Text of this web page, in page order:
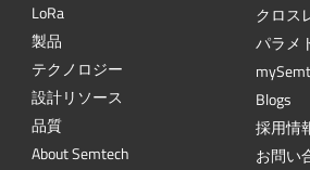
LoRa
製品
テクノロジー
設計リソース
品質
About Semtech
クロス
パラメ
Blogs
採用情
お問い